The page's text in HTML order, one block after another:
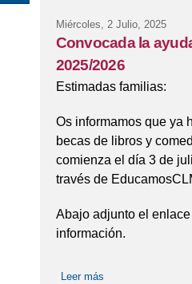
CONVOCADA LA
DÍA DE CASTILLA-LA
ENCUESTA A LAS
EVALUACIÓN
FOTOS CEIP RAMÓN
GRADUACIÓN DE 6º
Miércoles, 2 Julio, 2025
Convocada la
2025/2026
Estimadas familias:
Os informamos que ya
becas de libros y
comienza el día 3 de
través de
Abajo adjunto el
información.
Leer más